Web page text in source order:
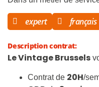
expert français
Description contrat:
Le Vintage Brussels
Contrat de 20H/